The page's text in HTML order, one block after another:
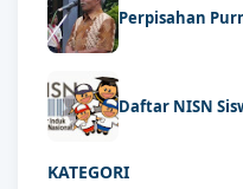
Perpisahan
Daftar NISN
KATEGORI